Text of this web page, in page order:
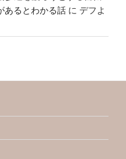
あるとわかる話 に デフよ